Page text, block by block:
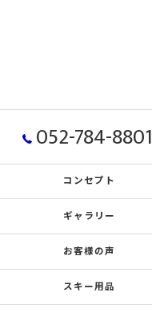
052-784-8801
コンセプト
ギャラリー
お客様の声
スキー用品